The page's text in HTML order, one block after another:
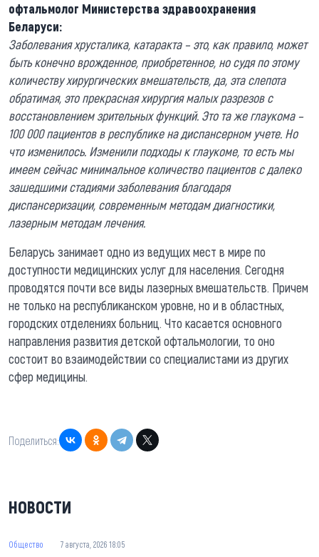
офтальмолог Министерства здравоохранения
Беларуси:
Заболевания хрусталика, катаракта – это, как правило, может
быть конечно врожденное, приобретенное, но судя по этому
количеству хирургических вмешательств, да, эта слепота
обратимая, это прекрасная хирургия малых разрезов с
восстановлением зрительных функций. Это та же глаукома –
100 000 пациентов в республике на диспансерном учете. Но
что изменилось. Изменили подходы к глаукоме, то есть мы
имеем сейчас минимальное количество пациентов с далеко
зашедшими стадиями заболевания благодаря
диспансеризации, современным методам диагностики,
лазерным методам лечения.
Беларусь занимает одно из ведущих мест в мире по
доступности медицинских услуг для населения. Сегодня
проводятся почти все виды лазерных вмешательств. Причем
не только на республиканском уровне, но и в областных,
городских отделениях больниц. Что касается основного
направления развития детской офтальмологии, то оно
состоит во взаимодействии со специалистами из других
сфер медицины.
Поделиться:
НОВОСТИ
Общество 7 августа, 2026 18:05